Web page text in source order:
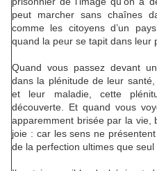
peut marcher sans chaînes
comme les citoyens d’un
quand la peur se tapit dans leur
Quand vous passez devant
dans la plénitude de leur
et leur maladie, cette
découverte. Et quand vous
apparemment brisée par la vie,
joie : car les sens ne
de la perfection ultimes que